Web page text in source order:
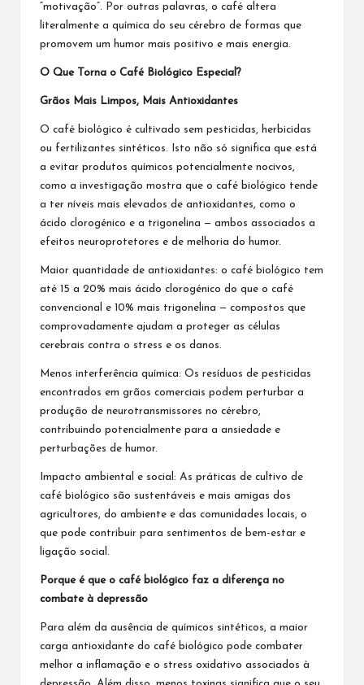
“motivação”. Por outras palavras, o café altera
literalmente a química do seu cérebro de formas que
promovem um humor mais positivo e mais energia.
O Que Torna o Café Biológico Especial?
Grãos Mais Limpos, Mais Antioxidantes
O café biológico é cultivado sem pesticidas, herbicidas
ou fertilizantes sintéticos. Isto não só significa que está
a evitar produtos químicos potencialmente nocivos,
como a investigação mostra que o café biológico tende
a ter níveis mais elevados de antioxidantes, como o
ácido clorogénico e a trigonelina — ambos associados a
efeitos neuroprotetores e de melhoria do humor.
Maior quantidade de antioxidantes: o café biológico tem
até 15 a 20% mais ácido clorogénico do que o café
convencional e 10% mais trigonelina — compostos que
comprovadamente ajudam a proteger as células
cerebrais contra o stress e os danos.
Menos interferência química: Os resíduos de pesticidas
encontrados em grãos comerciais podem perturbar a
produção de neurotransmissores no cérebro,
contribuindo potencialmente para a ansiedade e
perturbações de humor.
Impacto ambiental e social: As práticas de cultivo de
café biológico são sustentáveis e mais amigas dos
agricultores, do ambiente e das comunidades locais, o
que pode contribuir para sentimentos de bem-estar e
ligação social.
Porque é que o café biológico faz a diferença no
combate à depressão
Para além da ausência de químicos sintéticos, a maior
carga antioxidante do café biológico pode combater
melhor a inflamação e o stress oxidativo associados à